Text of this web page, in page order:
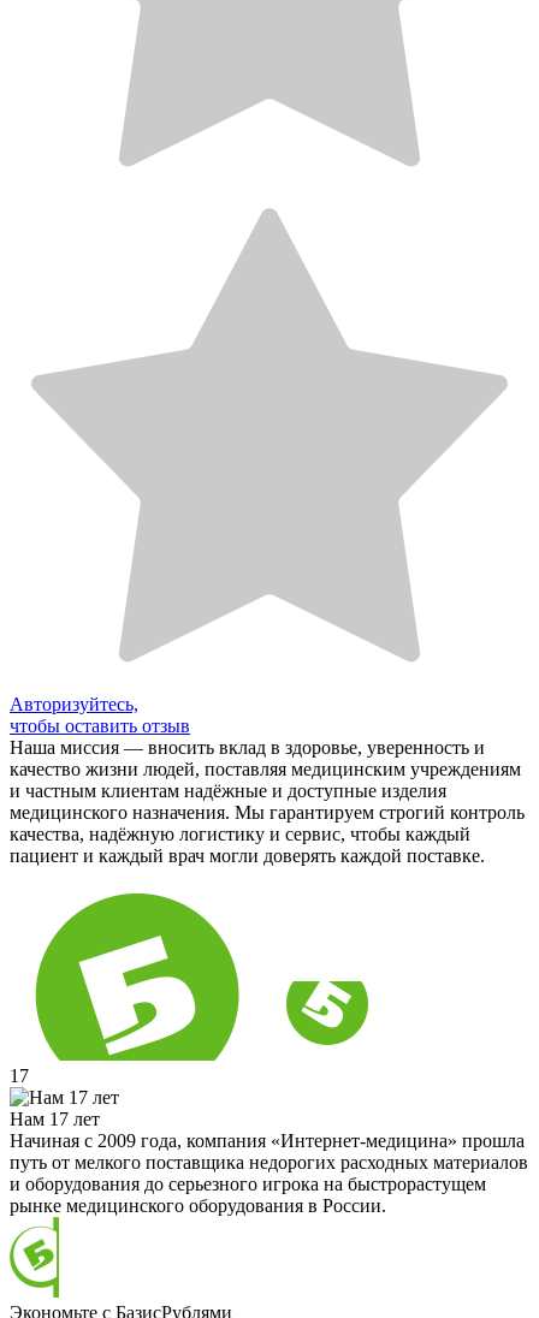
Авторизуйтесь,
чтобы оставить отзыв
Наша миссия — вносить вклад в здоровье, уверенность и
качество жизни людей, поставляя медицинским учреждениям
и частным клиентам надёжные и доступные изделия
медицинского назначения. Мы гарантируем строгий контроль
качества, надёжную логистику и сервис, чтобы каждый
пациент и каждый врач могли доверять каждой поставке.
17
Нам 17 лет
Начиная с 2009 года, компания «Интернет-медицина» прошла
путь от мелкого поставщика недорогих расходных материалов
и оборудования до серьезного игрока на быстрорастущем
рынке медицинского оборудования в России.
Экономьте с БазисРублями